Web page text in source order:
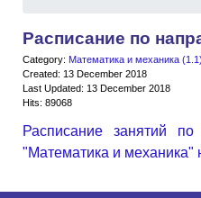
Расписание по
Category: Математика и механика (1.1)
Created: 13 December 2018
Last Updated: 13 December 2018
Hits: 89068
Расписание занятий по
"Математика и механика"